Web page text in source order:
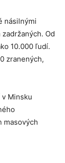
násilnými
Od
10.000 ľudí.
zranených,
Minsku
masových